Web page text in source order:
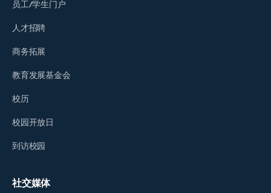
员工/学生门户
人才招聘
商务拓展
教育发展基金会
校历
校园开放日
到访校园
社交媒体